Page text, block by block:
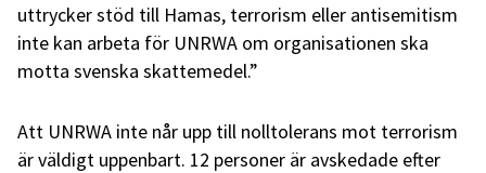
uttrycker stöd till Hamas, terrorism eller antisemitism
inte kan arbeta för UNRWA om organisationen ska
motta svenska skattemedel.”
Att UNRWA inte når upp till nolltolerans mot terrorism
är väldigt uppenbart. 12 personer är avskedade efter